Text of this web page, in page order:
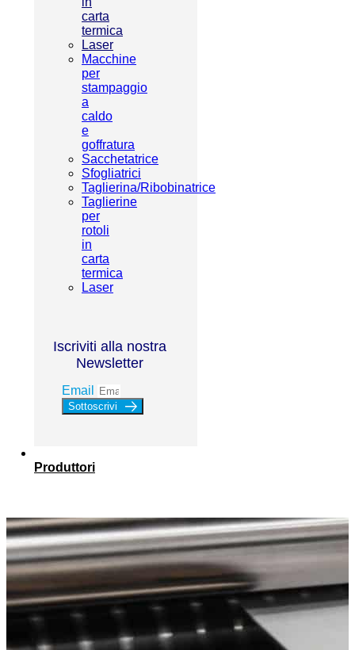
carta
termica
Laser
Macchine
per
stampaggio
a
caldo
e
goffratura
Sacchetatrice
Sfogliatrici
Taglierina/Ribobinatrice
Taglierine
per
rotoli
in
carta
termica
Laser
Iscriviti alla nostra
Newsletter
Email
Sottoscrivi
Produttori